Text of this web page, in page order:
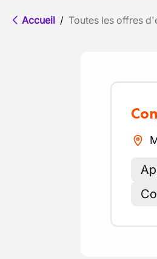
Accueil / Toutes les offres